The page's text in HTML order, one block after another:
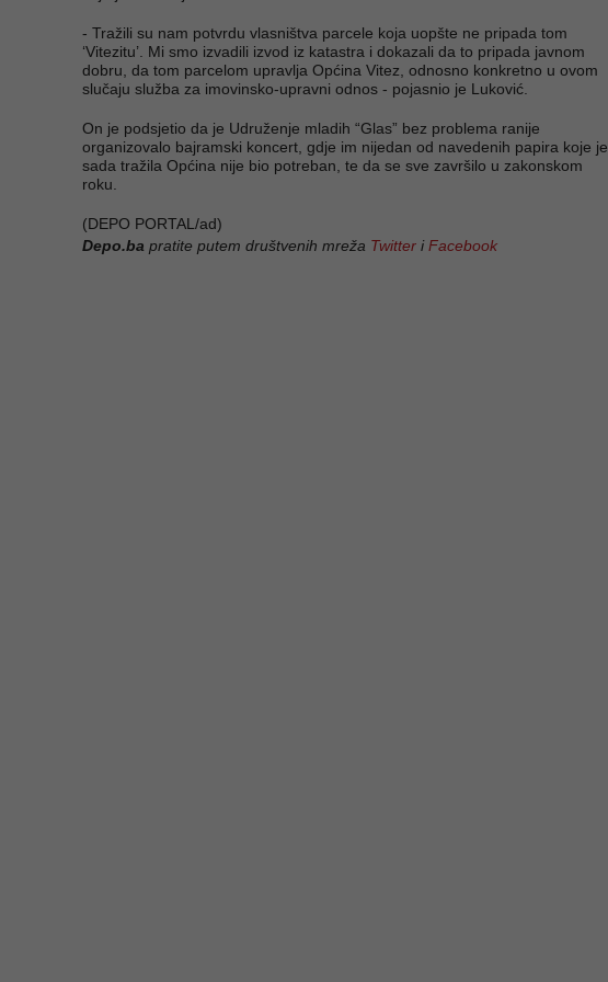
- Tražili su nam potvrdu vlasništva parcele koja uopšte ne pripada tom
‘Vitezitu’. Mi smo izvadili izvod iz katastra i dokazali da to pripada javnom
dobru, da tom parcelom upravlja Općina Vitez, odnosno konkretno u ovom
slučaju služba za imovinsko-upravni odnos - pojasnio je Luković.
On je podsjetio da je Udruženje mladih “Glas” bez problema ranije
organizovalo bajramski koncert, gdje im nijedan od navedenih papira koje je
sada tražila Općina nije bio potreban, te da se sve završilo u zakonskom
roku.
(DEPO PORTAL/ad)
Depo.ba pratite putem društvenih mreža Twitter iFacebook